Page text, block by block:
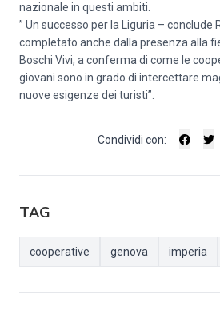
nazionale in questi ambiti.
” Un successo per la Liguria – conclude
completato anche dalla presenza alla
Boschi Vivi, a conferma di come le
giovani sono in grado di intercettare
nuove esigenze dei turisti”.
Condividi con:
TAG
cooperative genova imperia